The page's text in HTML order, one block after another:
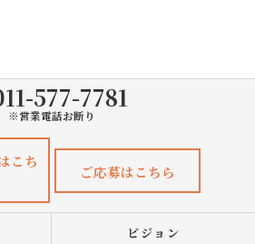
577-7781
※営業電話お断り
こち
ご応募はこちら
ビジョン